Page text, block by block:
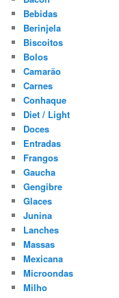
Bebidas
Berinjela
Biscoitos
Bolos
Camarão
Carnes
Conhaque
Diet / Light
Doces
Entradas
Frangos
Gaucha
Gengibre
Glaces
Junina
Lanches
Massas
Mexicana
Microondas
Milho